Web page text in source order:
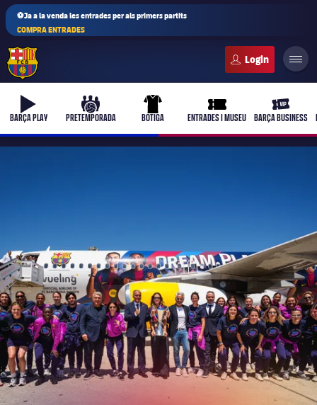
⚽Ja a la venda les entrades per als primers partits
COMPRA ENTRADES
b-play
BARÇA PLAY
culers-ball
PRETEMPORADA
uniform
BOTIGA
ticket-full
ENTRADES I MUSEU
ticket-
BARÇA BUSINESS
plusicon
més
Junta Directiva
plusicon
més